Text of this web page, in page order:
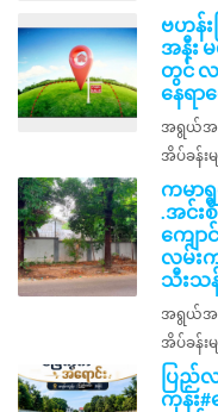
ဗဟန်
အနီး
တွင် လ
နေရာ
အရွယ်အ
အိပ်ခန်းမ
ကမာ
.အင်း
ကျော
လမ်းက
သီးသ
အရွယ်အ
အိပ်ခန်းမ
ပြည်
ကုန်း